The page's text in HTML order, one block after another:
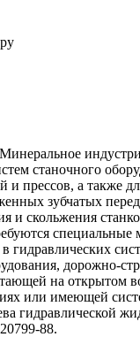
станочного
и прессов, а также
зубчатых
и скольжения
специальные
гидравлических
дорожно-
на открытом
или имеющей
гидравлической
88.